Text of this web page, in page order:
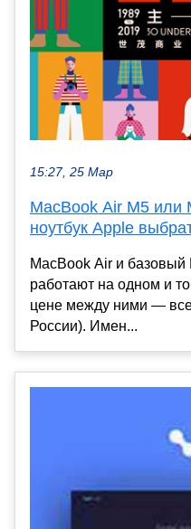
15:27, 25 Мар
MacBook Air M5 или
ноутбук Apple
MacBook Air и базовый
работают на одном и
цене между ними —
России). Имен...